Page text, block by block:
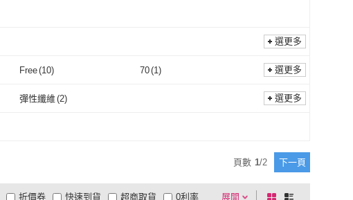
選更多
Free(10) 70(1)
Free
選更多
彈性纖維(2) 選更多
頁數 1/2 下一頁
展開
折價券
快速到貨 超商取貨 0利率
棋